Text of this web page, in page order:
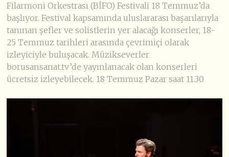
Filarmoni Orkestrası (BİFO) Festivali 18 Temmuz’da
başlıyor. Festival kapsamında uluslararası başarılarıyla
tanınan şefler ve solistlerin yer alacağı konserler, 18-
25 Temmuz tarihleri arasında çevrimiçi olarak
izleyiciyle buluşacak. Müzikseverler
borusansanat.tv’de yayınlanacak olan konserleri
ücretsiz izleyebilecek. 18 Temmuz Pazar saat 11.30